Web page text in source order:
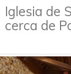
Iglesia de
cerca de